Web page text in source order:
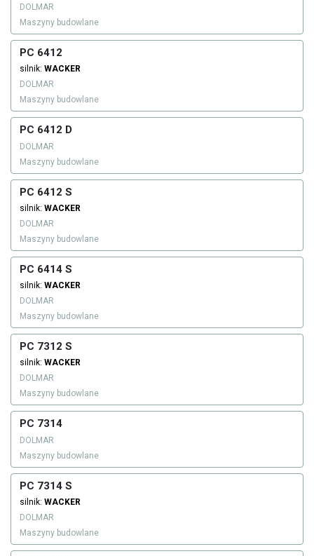
DOLMAR
Maszyny budowlane
PC 6412
silnik: WACKER
DOLMAR
Maszyny budowlane
PC 6412 D
DOLMAR
Maszyny budowlane
PC 6412 S
silnik: WACKER
DOLMAR
Maszyny budowlane
PC 6414 S
silnik: WACKER
DOLMAR
Maszyny budowlane
PC 7312 S
silnik: WACKER
DOLMAR
Maszyny budowlane
PC 7314
DOLMAR
Maszyny budowlane
PC 7314 S
silnik: WACKER
DOLMAR
Maszyny budowlane